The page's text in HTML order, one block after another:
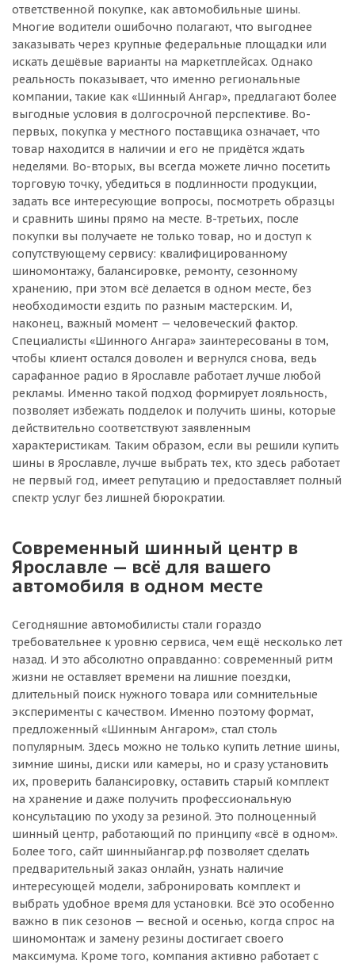
ответственной покупке, как автомобильные шины.
Многие водители ошибочно полагают, что выгоднее
заказывать через крупные федеральные площадки или
искать дешёвые варианты на маркетплейсах. Однако
реальность показывает, что именно региональные
компании, такие как «Шинный Ангар», предлагают более
выгодные условия в долгосрочной перспективе. Во-
первых, покупка у местного поставщика означает, что
товар находится в наличии и его не придётся ждать
неделями. Во-вторых, вы всегда можете лично посетить
торговую точку, убедиться в подлинности продукции,
задать все интересующие вопросы, посмотреть образцы
и сравнить шины прямо на месте. В-третьих, после
покупки вы получаете не только товар, но и доступ к
сопутствующему сервису: квалифицированному
шиномонтажу, балансировке, ремонту, сезонному
хранению, при этом всё делается в одном месте, без
необходимости ездить по разным мастерским. И,
наконец, важный момент — человеческий фактор.
Специалисты «Шинного Ангара» заинтересованы в том,
чтобы клиент остался доволен и вернулся снова, ведь
сарафанное радио в Ярославле работает лучше любой
рекламы. Именно такой подход формирует лояльность,
позволяет избежать подделок и получить шины, которые
действительно соответствуют заявленным
характеристикам. Таким образом, если вы решили купить
шины в Ярославле, лучше выбрать тех, кто здесь работает
не первый год, имеет репутацию и предоставляет полный
спектр услуг без лишней бюрократии.
Современный шинный центр в
Ярославле — всё для вашего
автомобиля в одном месте
Сегодняшние автомобилисты стали гораздо
требовательнее к уровню сервиса, чем ещё несколько лет
назад. И это абсолютно оправданно: современный ритм
жизни не оставляет времени на лишние поездки,
длительный поиск нужного товара или сомнительные
эксперименты с качеством. Именно поэтому формат,
предложенный «Шинным Ангаром», стал столь
популярным. Здесь можно не только купить летние шины,
зимние шины, диски или камеры, но и сразу установить
их, проверить балансировку, оставить старый комплект
на хранение и даже получить профессиональную
консультацию по уходу за резиной. Это полноценный
шинный центр, работающий по принципу «всё в одном».
Более того, сайт шинныйангар.рф позволяет сделать
предварительный заказ онлайн, узнать наличие
интересующей модели, забронировать комплект и
выбрать удобное время для установки. Всё это особенно
важно в пик сезонов — весной и осенью, когда спрос на
шиномонтаж и замену резины достигает своего
максимума. Кроме того, компания активно работает с